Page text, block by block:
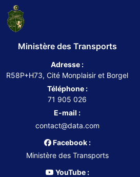
Ministère des Transports
Adresse :
R58P+H73, Cité Monplaisir et Borgel
Téléphone :
71 905 026
E-mail :
contact@data.com
Facebook :
Ministère des Transports
YouTube :